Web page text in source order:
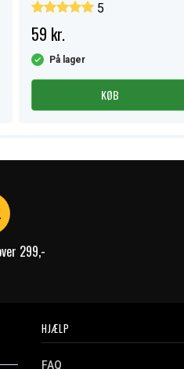
5
59 kr.
På lager
KØB
299,-
HJÆLP
FAQ